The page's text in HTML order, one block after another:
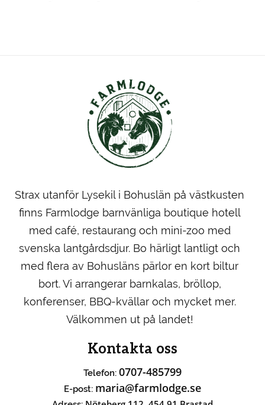
Strax utanför Lysekil i Bohuslän på västkusten
finns Farmlodge barnvänliga boutique hotell
med café, restaurang och mini-zoo med
svenska lantgårdsdjur. Bo härligt lantligt och
med flera av Bohusläns pärlor en kort biltur
bort. Vi arrangerar barnkalas, bröllop,
konferenser, BBQ-kvällar och mycket mer.
Välkommen ut på landet!
Kontakta oss
Telefon: 0707-485799
E-post: maria@farmlodge.se